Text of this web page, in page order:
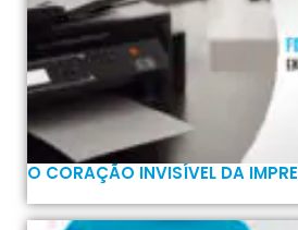
O CORAÇÃO INVISÍVEL DA